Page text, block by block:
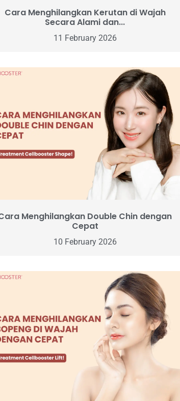
Cara Menghilangkan Kerutan di Wajah
Secara Alami dan...
11 February 2026
Menghilangkan Double Chin dengan
Cepat
10 February 2026